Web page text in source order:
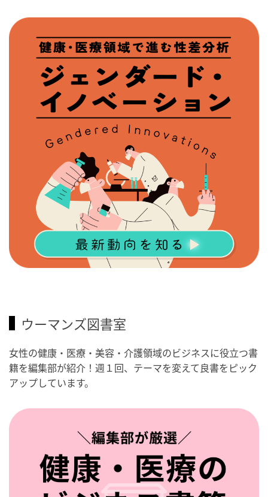
ウーマンズ図書室
女性の健康・医療・美容・介護領域のビジネスに役立つ書
籍を編集部が紹介！週１回、テーマを変えて良書をピック
アップしています。